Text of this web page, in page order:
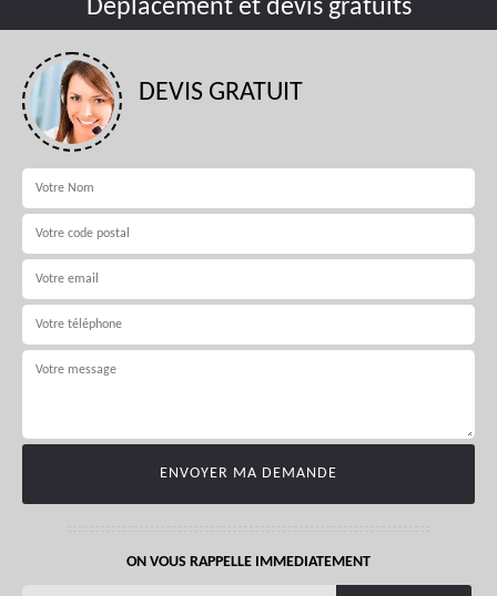
Déplacement et devis gratuits
DEVIS GRATUIT
ON VOUS RAPPELLE IMMEDIATEMENT